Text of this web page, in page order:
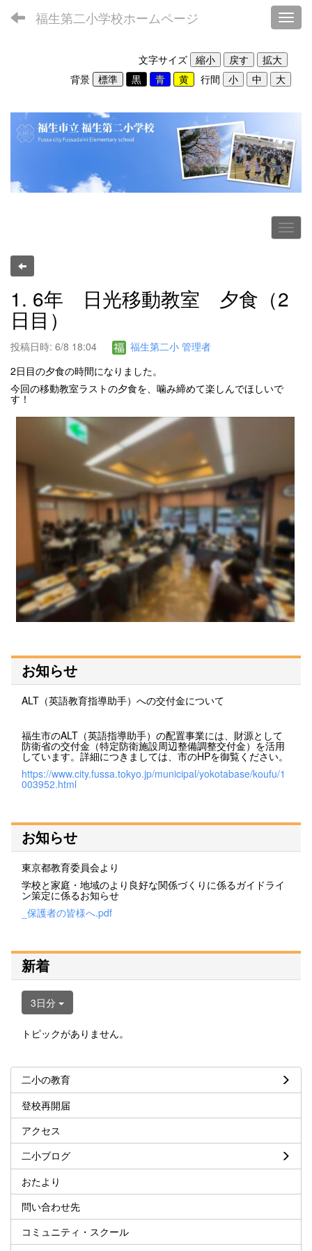
福生第二小学校ホームページ
文字サイズ
背景
行間
1. 6年 日光移動教室 夕食（2
日目）
投稿日時: 6/8 18:04
福生第二小 管理者
2日目の夕食の時間になりました。
今回の移動教室ラストの夕食を、噛み締めて楽しんでほしいで
す！
お知らせ
ALT（英語教育指導助手）への交付金について
福生市のALT（英語指導助手）の配置事業には、財源として
防衛省の交付金（特定防衛施設周辺整備調整交付金）を活用
しています。詳細につきましては、市のHPを御覧ください。
https://www.city.fussa.tokyo.jp/municipal/yokotabase/koufu/1
003952.html
お知らせ
東京都教育委員会より
学校と家庭・地域のより良好な関係づくりに係るガイドライ
ン策定に係るお知らせ
_保護者の皆様へ.pdf
新着
3日分
トピックがありません。
二小の教育
登校再開届
アクセス
二小ブログ
おたより
問い合わせ先
コミュニティ・スクール